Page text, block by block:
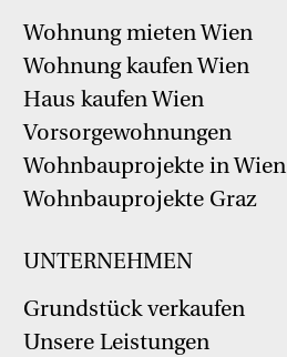
Wohnung mieten Wien
Wohnung kaufen Wien
Haus kaufen Wien
Vorsorgewohnungen
Wohnbauprojekte in Wien
Wohnbauprojekte Graz
UNTERNEHMEN
Grundstück verkaufen
Unsere Leistungen